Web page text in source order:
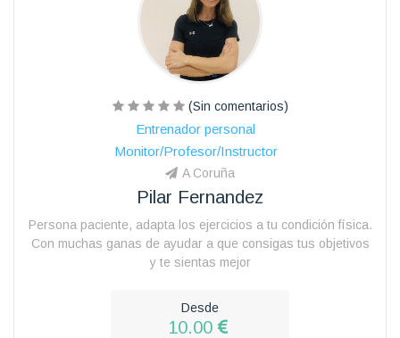
(Sin comentarios)
Entrenador personal
Monitor/Profesor/Instructor
A Coruña
Pilar Fernandez
Persona paciente, adapta los ejercicios a tu condición física.
Con muchas ganas de ayudar a que consigas tus objetivos
y te sientas mejor
Desde
10.00